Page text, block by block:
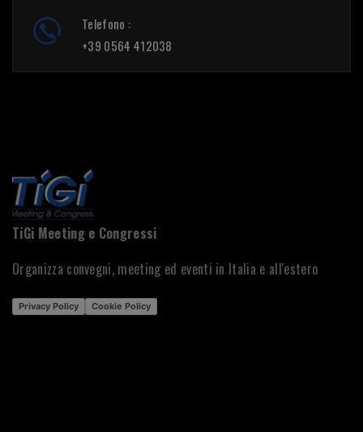
Telefono :
+39 0564 412038
Image
TiGi Meeting e Congressi
Organizza convegni, meeting ed eventi in Italia e all'estero
Privacy Policy Cookie Policy